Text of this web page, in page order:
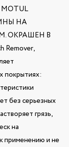
НА
ОКРАШЕН В
Remover,
покрытиях:
без серьезных
грязь,
на
применению и не